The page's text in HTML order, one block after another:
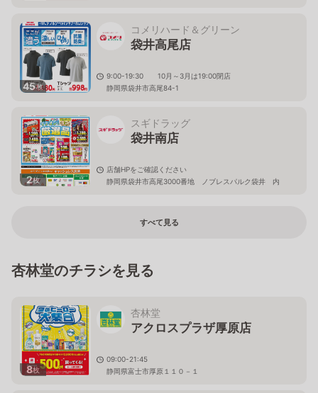
45枚
コメリハード＆グリーン
袋井高尾店
9:00-19:30 10月～3月は19:00閉店
静岡県袋井市高尾84-1
2枚
スギドラッグ
袋井南店
店舗HPをご確認ください
静岡県袋井市高尾3000番地 ノブレスパルク袋井 内
すべて見る
杏林堂のチラシを見る
8枚
杏林堂
アクロスプラザ厚原店
09:00-21:45
静岡県富士市厚原１１０－１